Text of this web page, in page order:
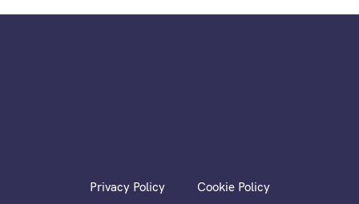
Privacy Policy Cookie Policy